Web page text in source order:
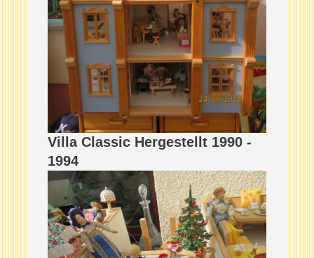
Villa Classic Hergestellt 1990 -
1994